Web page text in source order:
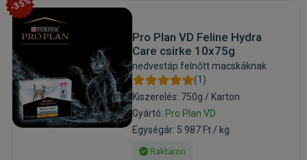
-35%
Pro Plan VD Feline Hydra
Care csirke 10x75g
nedvestáp felnőtt macskáknak
(1)
Kiszerelés: 750g / Karton
Gyártó: Pro Plan VD
Egységár: 5 987 Ft / kg
Raktáron